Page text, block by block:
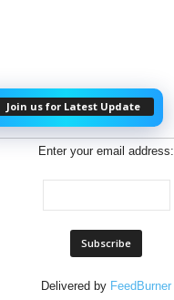
Join us for Latest Update
Enter your email address:
Delivered by FeedBurner